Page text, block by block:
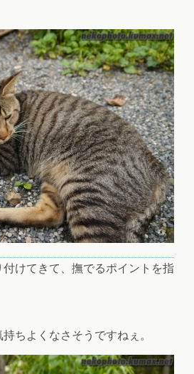
けてきて、撫でるポイントを指
ちよくなさそうですねぇ。